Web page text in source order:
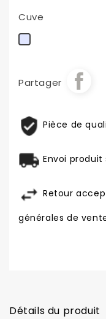
Cuve
Chrome
Partager
Pièce de
Envoi produit
Retour
générales de
Détails du produit